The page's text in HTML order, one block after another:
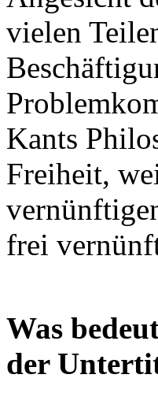
vielen
Kants
Freiheit,
frei
Was
der